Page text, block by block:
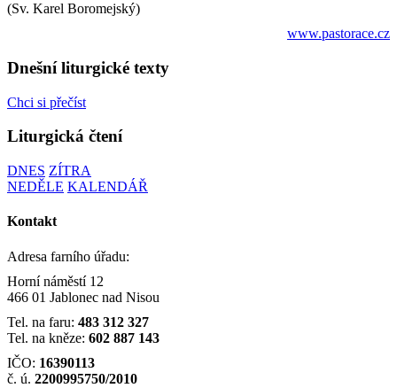
(Sv. Karel Boromejský)
www.pastorace.cz
Dnešní liturgické texty
Chci si přečíst
Liturgická čtení
DNES ZÍTRA
NEDĚLE KALENDÁŘ
Kontakt
Adresa farního úřadu:
Horní náměstí 12
466 01 Jablonec nad Nisou
Tel. na faru: 483 312 327
Tel. na kněze: 602 887 143
IČO: 16390113
č. ú. 2200995750/2010